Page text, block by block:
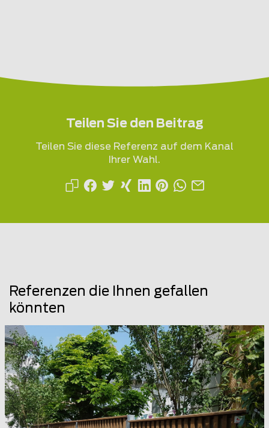
Teilen Sie den Beitrag
Teilen Sie diese Referenz auf dem Kanal
Ihrer Wahl.
Referenzen die Ihnen gefallen
könnten